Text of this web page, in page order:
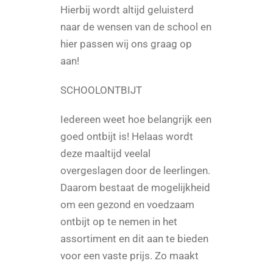
Hierbij wordt altijd geluisterd
naar de wensen van de school en
hier passen wij ons graag op
aan!
SCHOOLONTBIJT
Iedereen weet hoe belangrijk een
goed ontbijt is! Helaas wordt
deze maaltijd veelal
overgeslagen door de leerlingen.
Daarom bestaat de mogelijkheid
om een gezond en voedzaam
ontbijt op te nemen in het
assortiment en dit aan te bieden
voor een vaste prijs. Zo maakt